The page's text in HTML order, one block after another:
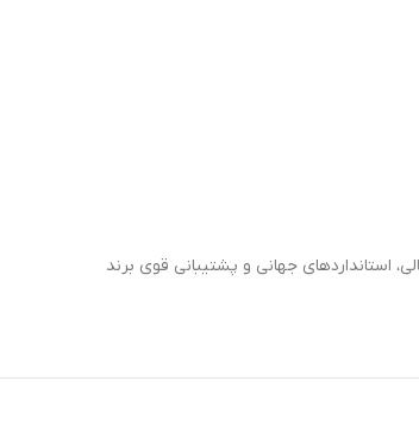
جهانی و پشتیبانی قوی برند